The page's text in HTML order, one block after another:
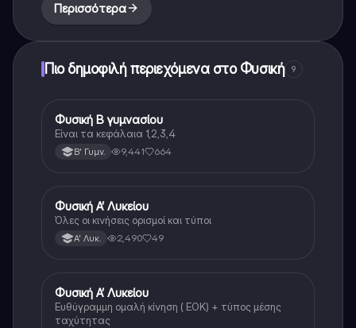
Περισσότερα
Πιο δημοφιλή περιεχόμενα στο Φυσική 9
Φυσική
Φυσική Β γυμνασίου
Είναι τα κεφάλαια 1,2,3,4
Β' Γυμν. 9,441 664
Φυσική
Φυσική Α’ Λυκείου
Όλες οι κινήσεις ορισμοί και τύποι
Α' Λυκ. 2,490 49
Φυσική
Φυσική Α’ Λυκείου
Ευθύγραμμη ομαλή κίνηση ( ΕΟΚ) + τύπος μέσης
ταχύτητας